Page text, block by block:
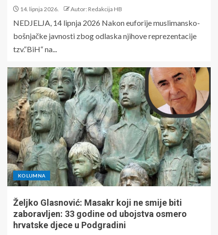
14. lipnja 2026. Autor: Redakcija HB
NEDJELJA, 14 lipnja 2026 Nakon euforije muslimansko-
bošnjačke javnosti zbog odlaska njihove reprezentacije
tzv.“BiH“ na...
KOLUMNA
Željko Glasnović: Masakr koji ne smije biti
zaboravljen: 33 godine od ubojstva osmero
hrvatske djece u Podgradini